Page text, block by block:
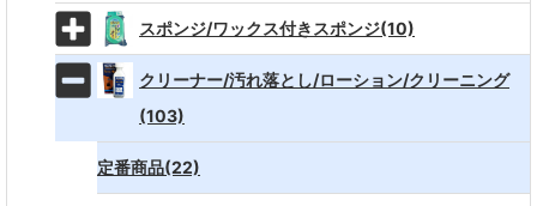
スポンジ/ワックス付きスポンジ(10)
クリーナー/汚れ落とし/ローション/クリーニング
(103)
定番商品(22)